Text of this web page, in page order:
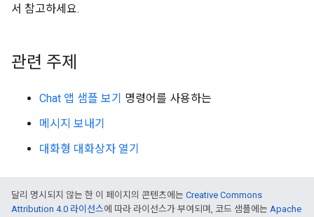
서 참고하세요.
관련 주제
Chat 앱 샘플 보기 명령어를 사용하는
메시지 보내기
대화형 대화상자 열기
달리 명시되지 않는 한 이 페이지의 콘텐츠에는 Creative Commons
Attribution 4.0 라이선스에 따라 라이선스가 부여되며, 코드 샘플에는 Apache